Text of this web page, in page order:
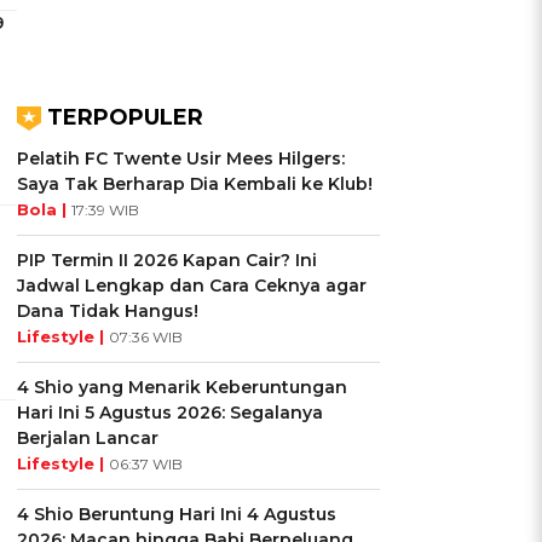
TERPOPULER
Pelatih FC Twente Usir Mees Hilgers:
Saya Tak Berharap Dia Kembali ke Klub!
Bola | 17:39 WIB
PIP Termin II 2026 Kapan Cair? Ini
Jadwal Lengkap dan Cara Ceknya agar
Dana Tidak Hangus!
Lifestyle | 07:36 WIB
4 Shio yang Menarik Keberuntungan
Hari Ini 5 Agustus 2026: Segalanya
Berjalan Lancar
Lifestyle | 06:37 WIB
4 Shio Beruntung Hari Ini 4 Agustus